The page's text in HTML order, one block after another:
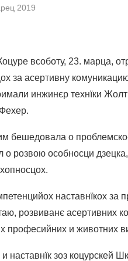
2019
всоботу, 23. марца,
за асертивну
инжинєр технїки
бешедовала о
розвою особносци
наставнїкох за
розвиванє асертивних
професийних и животних
наставнїк зоз коцурскей